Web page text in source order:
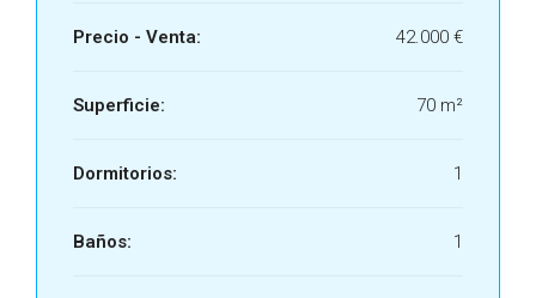
Precio - Venta: 42.000 €
Superficie: 70 m²
Dormitorios: 1
Baños: 1